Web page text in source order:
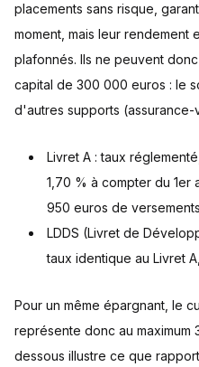
placements sans risque,
moment, mais leur rendement
plafonnés. Ils ne peuvent
capital de 300 000 euros : le
d'autres supports (assurance-
Livret A : taux
1,70 % à compter du 1er
950 euros de
LDDS (Livret de
taux identique au Livret
Pour un même épargnant, le
représente donc au maximum
dessous illustre ce que